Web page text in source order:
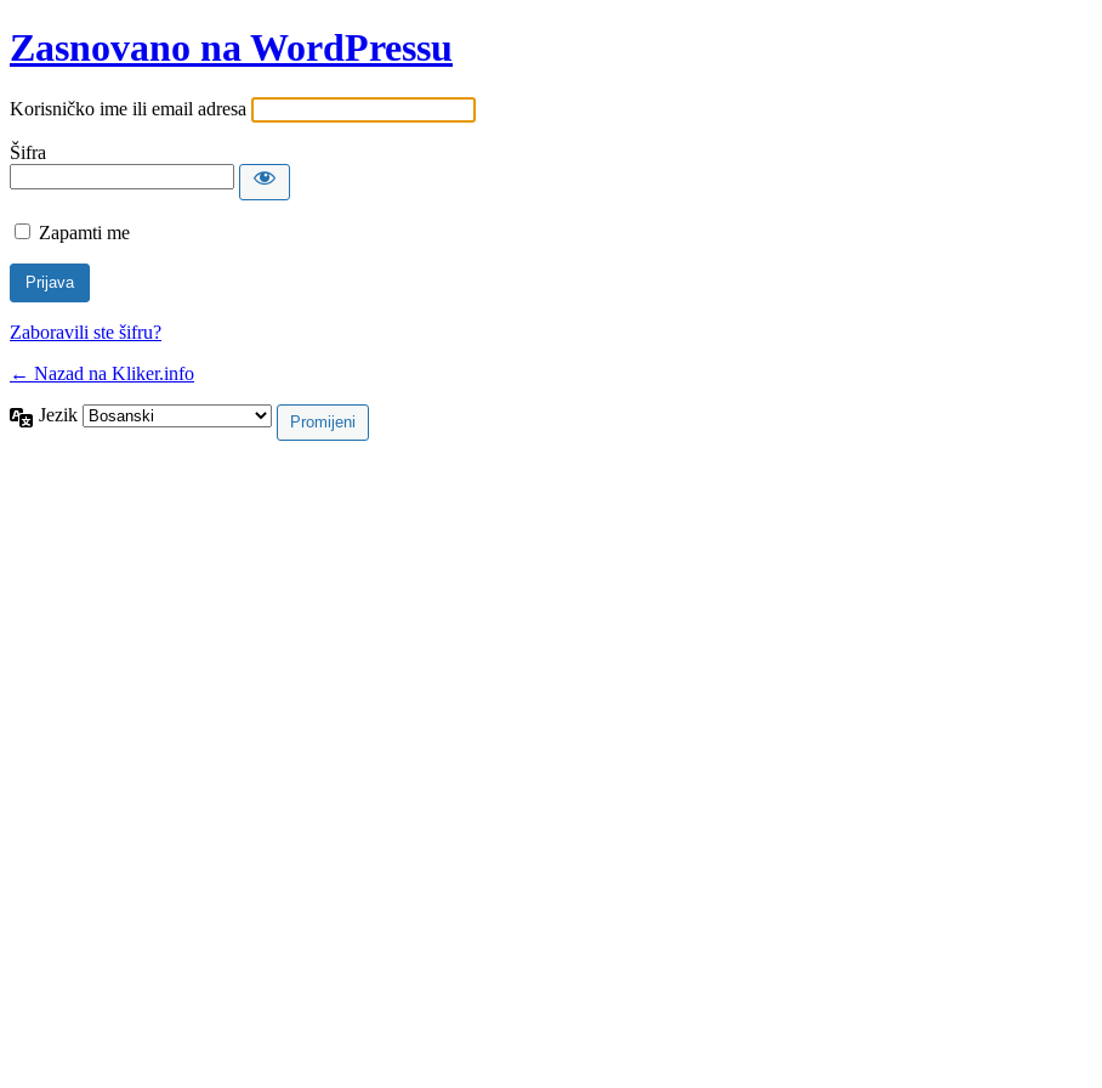
Zasnovano na WordPressu
Korisničko ime ili email adresa
Šifra
Zapamti me
Zaboravili ste šifru?
← Nazad na Kliker.info
Jezik